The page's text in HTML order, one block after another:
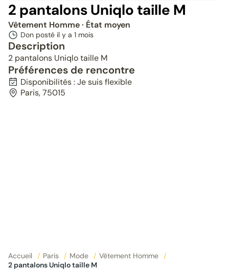
2 pantalons Uniqlo taille M
Vêtement Homme· État moyen
Don posté il y a 1 mois
Description
2 pantalons Uniqlo taille M
Préférences de rencontre
Disponibilités : Je suis flexible
Paris, 75015
Accueil / Paris / Mode / Vêtement Homme
/
2 pantalons Uniqlo taille M